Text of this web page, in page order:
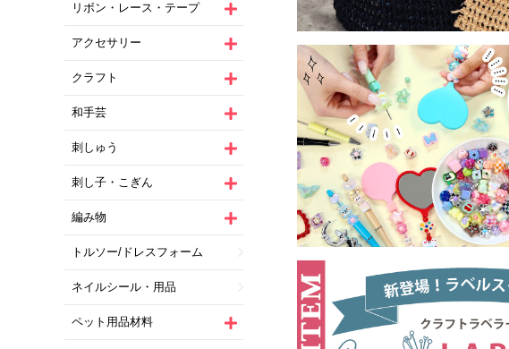
リボン・レース・テープ
アクセサリー
クラフト
和手芸
刺しゅう
刺し子・こぎん
編み物
トルソー/ドレスフォーム
ネイルシール・用品
ペット用品材料